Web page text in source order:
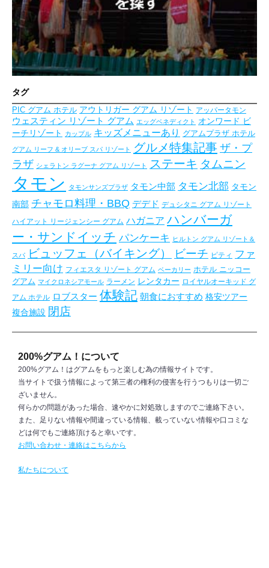
タグ
PIC グアム ホテル アウトリガー グアム リゾート アッパータモン
ウェスティン リゾート グアム エッグベネディクト オンワード ビ
ーチリゾート
カップル キッズメニューあり グアムプラザ ホテル
グアム リーフ & オリーブ スパ リゾート グルメ特集記事 ザ・プ
ラザ シェラトン ラグーナ グアム リゾート ステーキ タムニン
タモン タモンサンズプラザ タモン中部 タモン北部 タモン
南部 チャモロ料理・BBQ デデド デュシタニ グアム リゾート
ハイアット リージェンシー グアム ハガニア ハンバーガ
ー・サンドイッチ パンケーキ ヒルトン グアム リゾート＆
スパ ビュッフェ（バイキング） ビーチ ピティ ファ
ミリー向け フィエスタ リゾート グアム ベーカリー ホテル ニッコー
グアム マイクロネシアモール ラーメン レンタカー ロイヤルオーキッド グ
アム ホテル ロブスター 体験記 朝食におすすめ 格安ツアー
複合施設 閉店
200%グアム！について
200%グアム！はグアムをもっと楽しむ為の情報サイトです。
当サイトで扱う情報によって第三者の権利の侵害を行うつもりは一切ご
ざいません。
何らかの問題があった場合、速やかに対処致しますのでご連絡下さい。
また、足りない情報や間違っている情報、載っていない情報や口コミな
どは何でもご連絡頂けると幸いです。
お問い合わせ・連絡はこちらから
私たちについて